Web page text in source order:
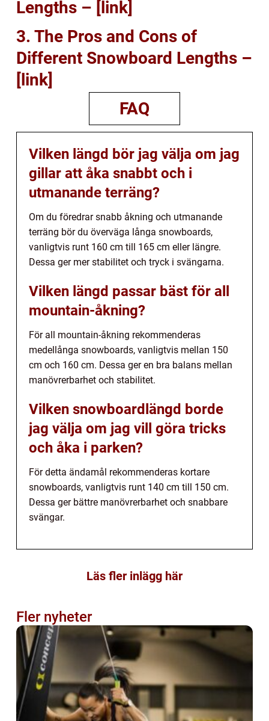
Lengths – [link]
3. The Pros and Cons of
Different Snowboard Lengths –
[link]
FAQ
Vilken längd bör jag välja om jag
gillar att åka snabbt och i
utmanande terräng?
Om du föredrar snabb åkning och utmanande
terräng bör du överväga långa snowboards,
vanligtvis runt 160 cm till 165 cm eller längre.
Dessa ger mer stabilitet och tryck i svängarna.
Vilken längd passar bäst för all
mountain-åkning?
För all mountain-åkning rekommenderas
medellånga snowboards, vanligtvis mellan 150
cm och 160 cm. Dessa ger en bra balans mellan
manövrerbarhet och stabilitet.
Vilken snowboardlängd borde
jag välja om jag vill göra tricks
och åka i parken?
För detta ändamål rekommenderas kortare
snowboards, vanligtvis runt 140 cm till 150 cm.
Dessa ger bättre manövrerbarhet och snabbare
svängar.
Läs fler inlägg här
Fler nyheter